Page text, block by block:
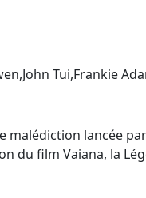
Tui,Frankie
malédiction lancée
du film Vaiana, la